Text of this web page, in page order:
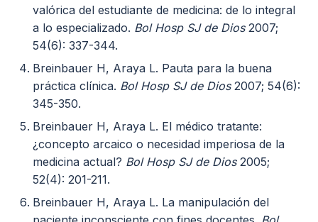
valórica del estudiante de medicina: de lo integral
a lo especializado. Bol Hosp SJ de Dios2007;
54(6): 337-344.
Breinbauer H, Araya L. Pauta para la buena
práctica clínica. Bol Hosp SJ de Dios2007; 54(6):
345-350.
Breinbauer H, Araya L. El médico tratante:
¿concepto arcaico o necesidad imperiosa de la
medicina actual? Bol Hosp SJ de Dios2005;
52(4): 201-211.
Breinbauer H, Araya L. La manipulación del